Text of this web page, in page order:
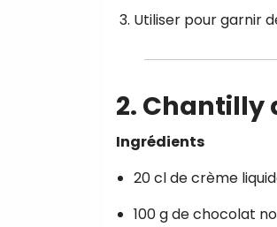
Utiliser pour garnir
2. Chantilly
Ingrédients
20 cl de crème
100 g de chocolat